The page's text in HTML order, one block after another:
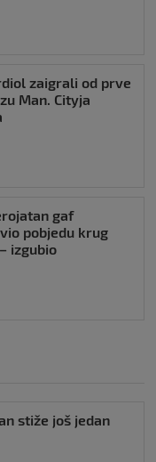
zaigrali od prve
Man. Cityja
gaf
pobjedu krug
izgubio
stiže još jedan